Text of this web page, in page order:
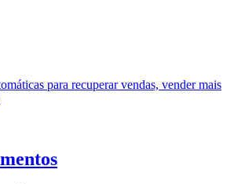
para recuperar vendas, vender mais